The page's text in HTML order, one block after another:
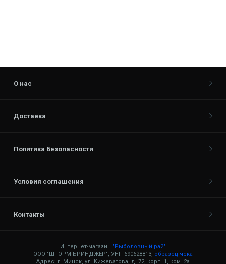
О нас
Доставка
Политика Безопасности
Условия соглашения
Контакты
Интернет-магазин "Рыболовный рай"
ООО "ШТОРМ БРИНДЖЕР", УНП 690628813, образец чека
Адрес: г. Минск, ул. Кижеватова, д. 72, корп. 1, ком. 2а